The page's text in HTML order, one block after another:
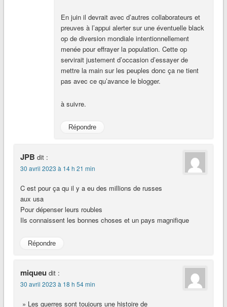
En juin il devrait avec d’autres collaborateurs et
preuves à l’appui alerter sur une éventuelle black
op de diversion mondiale intentionnellement
menée pour effrayer la population. Cette op
servirait justement d’occasion d’essayer de
mettre la main sur les peuples donc ça ne tient
pas avec ce qu’avance le blogger.
à suivre.
Répondre
JPB dit :
30 avril 2023 à 14 h 21 min
C est pour ça qu il y a eu des millions de russes
aux usa
Pour dépenser leurs roubles
Ils connaissent les bonnes choses et un pays magnifique
Répondre
miqueu dit :
30 avril 2023 à 18 h 54 min
» Les guerres sont toujours une histoire de